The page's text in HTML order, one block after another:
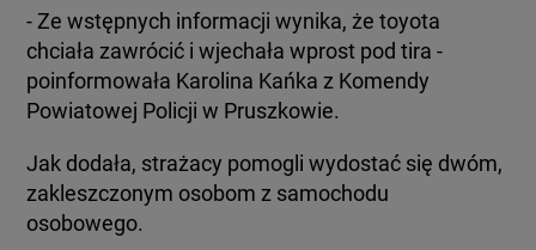
- Ze wstępnych informacji wynika, że toyota
chciała zawrócić i wjechała wprost pod tira -
poinformowała Karolina Kańka z Komendy
Powiatowej Policji w Pruszkowie.
Jak dodała, strażacy pomogli wydostać się dwóm,
zakleszczonym osobom z samochodu
osobowego.